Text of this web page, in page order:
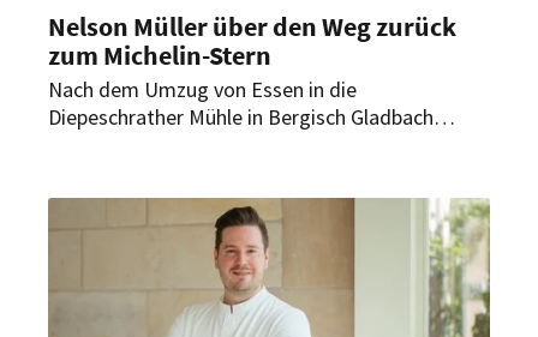
Nelson Müller über den Weg zurück
zum Michelin-Stern
Nach dem Umzug von Essen in die
Diepeschrather Mühle in Bergisch Gladbach
Im Interview mit HOGAPAGE spricht der
Spitzenkoch über den Neustart, den
zurückgewonnenen Michelin-Stern und die
Zukunft des Restaurants.